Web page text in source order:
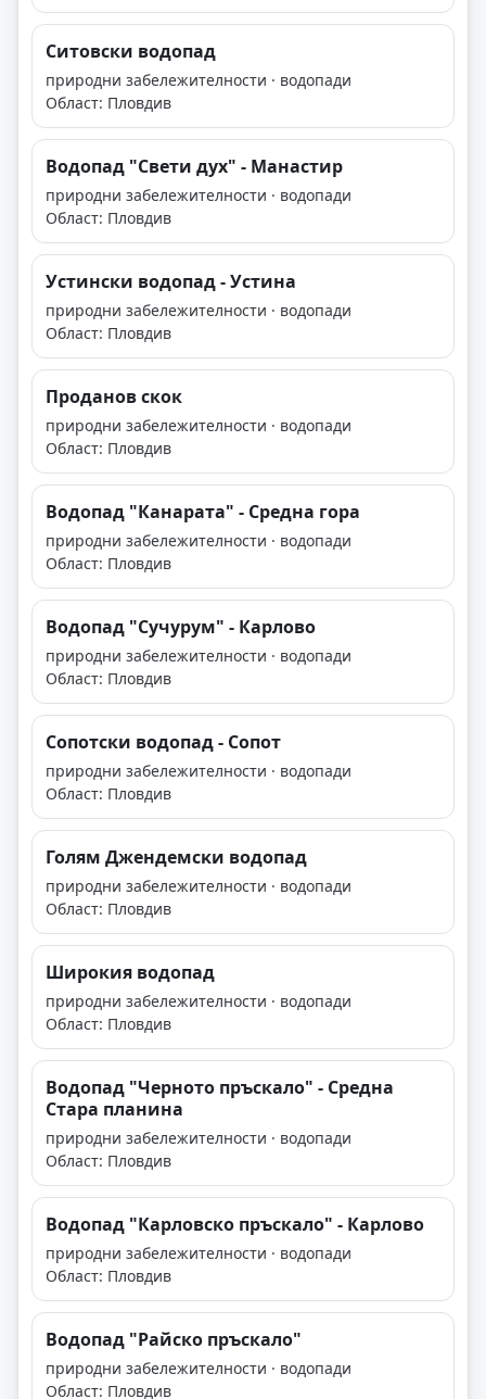
Ситовски водопад
природни забележителности · водопади
Област: Пловдив
Водопад "Свети дух" - Манастир
природни забележителности · водопади
Област: Пловдив
Устински водопад - Устина
природни забележителности · водопади
Област: Пловдив
Проданов скок
природни забележителности · водопади
Област: Пловдив
Водопад "Канарата" - Средна гора
природни забележителности · водопади
Област: Пловдив
Водопад "Сучурум" - Карлово
природни забележителности · водопади
Област: Пловдив
Сопотски водопад - Сопот
природни забележителности · водопади
Област: Пловдив
Голям Джeндeмcĸи водопад
природни забележителности · водопади
Област: Пловдив
Широкия водопад
природни забележителности · водопади
Област: Пловдив
Водопад "Черното пръскало" - Средна
Стара планина
природни забележителности · водопади
Област: Пловдив
Водопад "Карловско пръскало" - Карлово
природни забележителности · водопади
Област: Пловдив
Водопад "Райско пръскало"
природни забележителности · водопади
Област: Пловдив